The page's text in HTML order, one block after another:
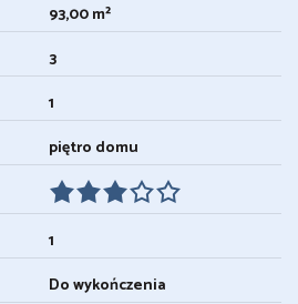
93,00 m²
3
1
piętro domu
1
Do wykończenia